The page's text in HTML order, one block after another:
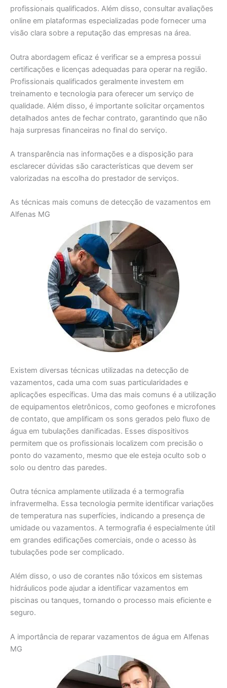
profissionais qualificados. Além disso, consultar avaliações
online em plataformas especializadas pode fornecer uma
visão clara sobre a reputação das empresas na área.
Outra abordagem eficaz é verificar se a empresa possui
certificações e licenças adequadas para operar na região.
Profissionais qualificados geralmente investem em
treinamento e tecnologia para oferecer um serviço de
qualidade. Além disso, é importante solicitar orçamentos
detalhados antes de fechar contrato, garantindo que não
haja surpresas financeiras no final do serviço.
A transparência nas informações e a disposição para
esclarecer dúvidas são características que devem ser
valorizadas na escolha do prestador de serviços.
As técnicas mais comuns de detecção de vazamentos em
Alfenas MG
Existem diversas técnicas utilizadas na detecção de
vazamentos, cada uma com suas particularidades e
aplicações específicas. Uma das mais comuns é a utilização
de equipamentos eletrônicos, como geofones e microfones
de contato, que amplificam os sons gerados pelo fluxo de
água em tubulações danificadas. Esses dispositivos
permitem que os profissionais localizem com precisão o
ponto do vazamento, mesmo que ele esteja oculto sob o
solo ou dentro das paredes.
Outra técnica amplamente utilizada é a termografia
infravermelha. Essa tecnologia permite identificar variações
de temperatura nas superfícies, indicando a presença de
umidade ou vazamentos. A termografia é especialmente útil
em grandes edificações comerciais, onde o acesso às
tubulações pode ser complicado.
Além disso, o uso de corantes não tóxicos em sistemas
hidráulicos pode ajudar a identificar vazamentos em
piscinas ou tanques, tornando o processo mais eficiente e
seguro.
A importância de reparar vazamentos de água em Alfenas
MG